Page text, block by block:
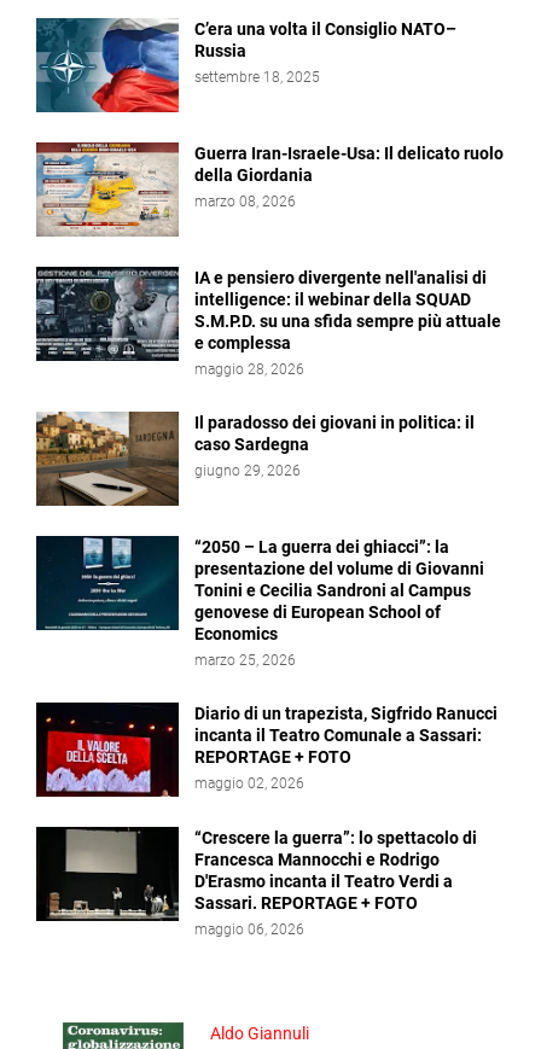
C’era una volta il Consiglio NATO–
Russia
settembre 18, 2025
Guerra Iran-Israele-Usa: Il delicato ruolo
della Giordania
marzo 08, 2026
IA e pensiero divergente nell'analisi di
intelligence: il webinar della SQUAD
S.M.P.D. su una sfida sempre più attuale
e complessa
maggio 28, 2026
Il paradosso dei giovani in politica: il
caso Sardegna
giugno 29, 2026
“2050 – La guerra dei ghiacci”: la
presentazione del volume di Giovanni
Tonini e Cecilia Sandroni al Campus
genovese di European School of
Economics
marzo 25, 2026
Diario di un trapezista, Sigfrido Ranucci
incanta il Teatro Comunale a Sassari:
REPORTAGE + FOTO
maggio 02, 2026
“Crescere la guerra”: lo spettacolo di
Francesca Mannocchi e Rodrigo
D'Erasmo incanta il Teatro Verdi a
Sassari. REPORTAGE + FOTO
maggio 06, 2026
Aldo Giannuli